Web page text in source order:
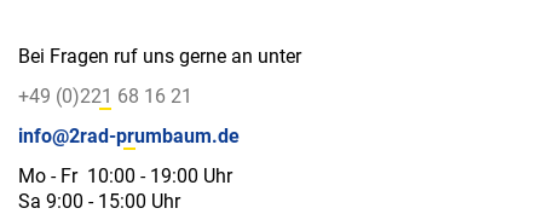
Bei Fragen ruf uns gerne an unter
+49 (0)221 68 16 21
info@2rad-prumbaum.de
Mo - Fr 10:00 - 19:00 Uhr
Sa 9:00 - 15:00 Uhr